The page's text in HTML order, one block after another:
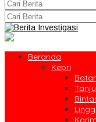
Beranda
Kepri